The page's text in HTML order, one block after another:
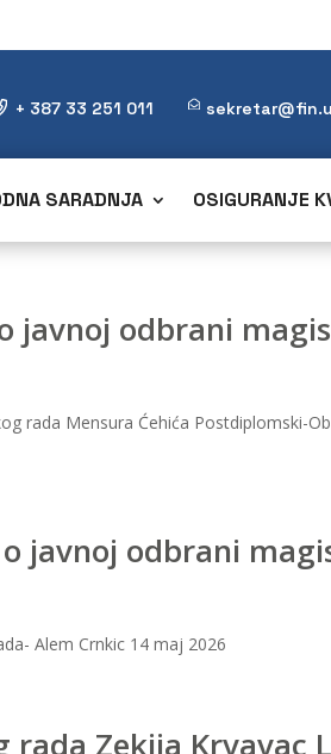
+ 387 33 251 011
SARADNJA OSIGURANJE
javnoj odbrani
rada Mensura Ćehića Postdiplomski-
javnoj odbrani
Alem Crnkic 14 maj 2026
Zekija Krvavac